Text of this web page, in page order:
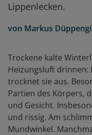
Lippenlecken.
von Markus
Trockene kalte
Heizungsluft drinnen:
trocknet sie aus.
Partien des Körpers,
und Gesicht.
und rissig. Am
Mundwinkel.